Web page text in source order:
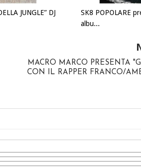
JUNGLE” DJ
SK8 POPOLARE
albu...
MACRO MARCO PRESENTA
CON IL RAPPER FRANCO/